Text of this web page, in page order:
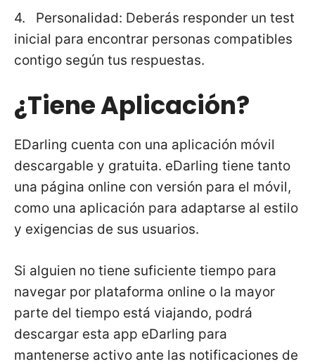
4. Personalidad: Deberás responder un test
inicial para encontrar personas compatibles
contigo según tus respuestas.
¿Tiene Aplicación?
EDarling cuenta con una aplicación móvil
descargable y gratuita. eDarling tiene tanto
una página online con versión para el móvil,
como una aplicación para adaptarse al estilo
y exigencias de sus usuarios.
Si alguien no tiene suficiente tiempo para
navegar por plataforma online o la mayor
parte del tiempo está viajando, podrá
descargar esta app eDarling para
mantenerse activo ante las notificaciones de